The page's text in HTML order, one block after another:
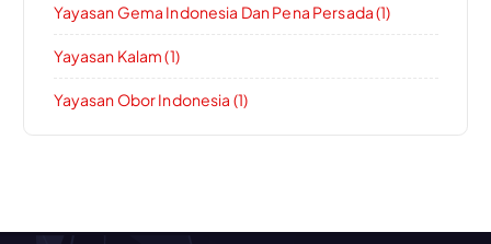
Yayasan Gema Indonesia Dan Pena Persada (1)
Yayasan Kalam (1)
Yayasan Obor Indonesia (1)